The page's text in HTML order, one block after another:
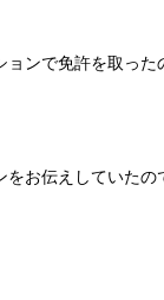
ンで免許を取った
お伝えしていたの